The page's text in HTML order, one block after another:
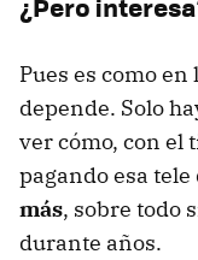
Pues es como
depende. Solo
ver cómo, con el
pagando esa
más, sobre todo
durante años.